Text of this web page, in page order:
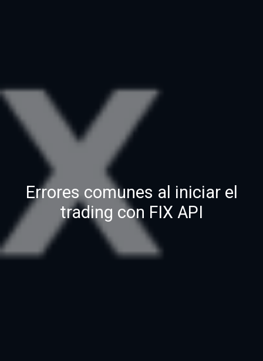
Errores comunes al iniciar el
trading con FIX API